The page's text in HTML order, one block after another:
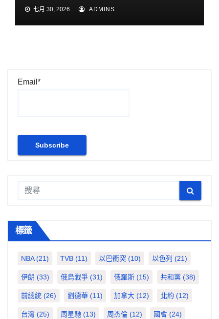
七月 30, 2026 ADMINS
Email*
標籤
NBA(21) TVB (11) 以巴衝突 (10) 以色列 (21)
伊朗 (33) 俄烏戰爭 (31) 俄羅斯 (15) 共和黨 (38)
前總統 (26) 劉德華 (11) 加拿大 (12) 北約 (12)
台灣 (25) 周星馳 (13) 周杰倫 (12) 國會 (24)